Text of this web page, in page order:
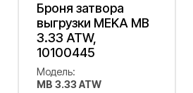
Броня затвора
выгрузки MEKA MB
3.33 ATW,
10100445
Модель:
MB 3.33 ATW